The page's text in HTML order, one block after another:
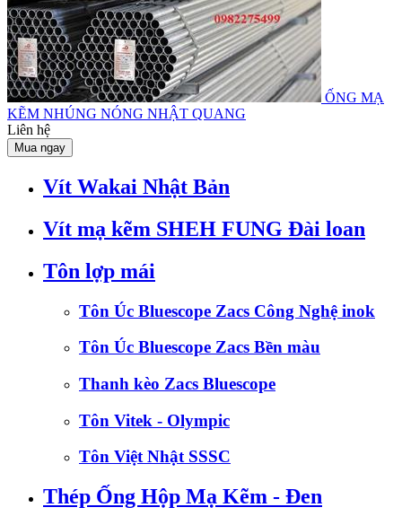
ỐNG MẠ
KẼM NHÚNG NÓNG NHẬT QUANG
Liên hệ
Mua ngay
Vít Wakai Nhật Bản
Vít mạ kẽm SHEH FUNG Đài loan
Tôn lợp mái
Tôn Úc Bluescope Zacs Công Nghệ inok
Tôn Úc Bluescope Zacs Bền màu
Thanh kèo Zacs Bluescope
Tôn Vitek - Olympic
Tôn Việt Nhật SSSC
Thép Ống Hộp Mạ Kẽm - Đen